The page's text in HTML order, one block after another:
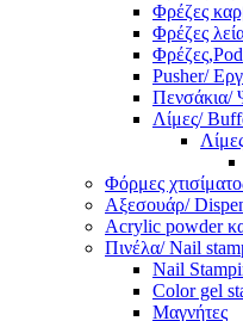
Φρέζες
Φρέζες
Pusher/
Πενσάκια/
Λίμες/
Φόρμες
Αξεσουάρ/
Acrylic powder
Πινέλα/ Nail
Nail
Color gel
Μαγνήτες